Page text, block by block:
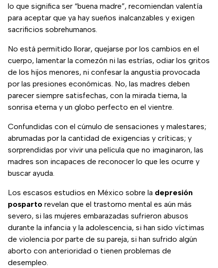
lo que significa ser “buena madre”, recomiendan valentía
para aceptar que ya hay sueños inalcanzables y exigen
sacrificios sobrehumanos.
No está permitido llorar, quejarse por los cambios en el
cuerpo, lamentar la comezón ni las estrías, odiar los gritos
de los hijos menores, ni confesar la angustia provocada
por las presiones económicas. No, las madres deben
parecer siempre satisfechas, con la mirada tierna, la
sonrisa eterna y un globo perfecto en el vientre.
Confundidas con el cúmulo de sensaciones y malestares;
abrumadas por la cantidad de exigencias y críticas; y
sorprendidas por vivir una película que no imaginaron, las
madres son incapaces de reconocer lo que les ocurre y
buscar ayuda.
Los escasos estudios en México sobre la depresión
posparto revelan que el trastorno mental es aún más
severo, si las mujeres embarazadas sufrieron abusos
durante la infancia y la adolescencia, si han sido víctimas
de violencia por parte de su pareja, si han sufrido algún
aborto con anterioridad o tienen problemas de
desempleo.